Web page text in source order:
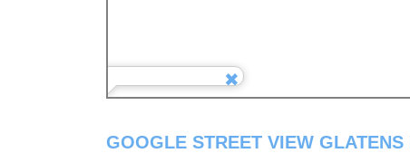
GOOGLE STREET VIEW